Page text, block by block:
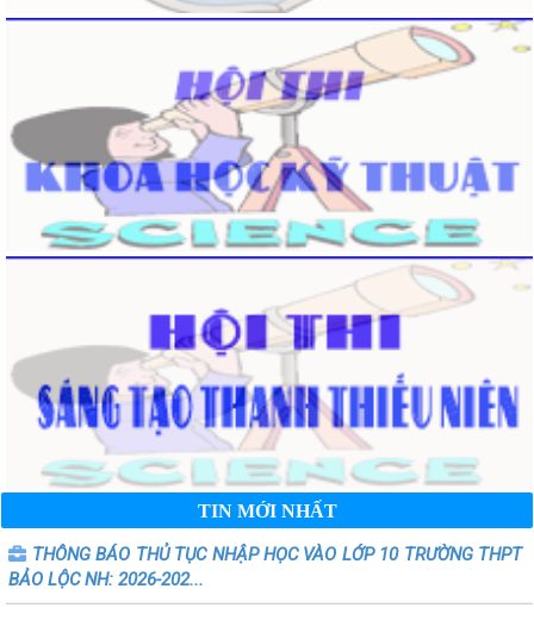
TIN MỚI NHẤT
THÔNG BÁO THỦ TỤC NHẬP HỌC VÀO LỚP 10 TRƯỜNG THPT
BẢO LỘC NH: 2026-202...